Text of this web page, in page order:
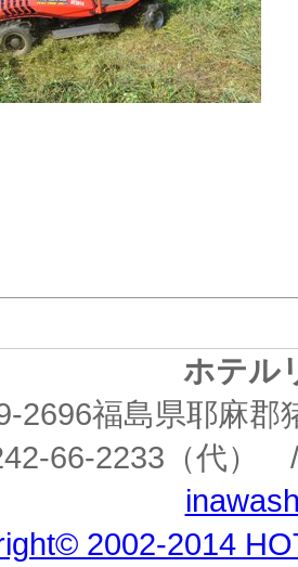
ホテル
2696福島県耶麻
66-2233（代
2002-2014